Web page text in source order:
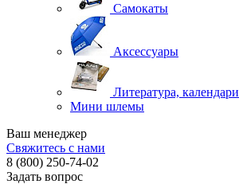
Самокаты
Аксессуары
Литература, календари
Мини шлемы
Ваш менеджер
Свяжитесь с нами
8 (800) 250-74-02
Задать вопрос